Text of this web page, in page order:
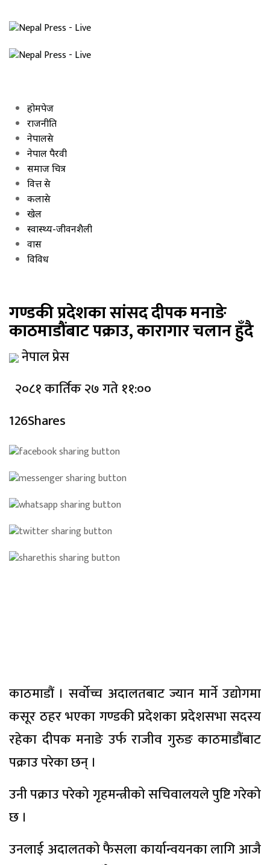
होमपेज
राजनीति
नेपालप्रेस
नेपाल पैरवी
समाज चित्र
वित्त प्रेस
कलाप्रेस
खेल
स्वास्थ्य-जीवनशैली
प्रवास
विविध
गण्डकी प्रदेशका सांसद दीपक मनाङे
काठमाडौंबाट पक्राउ, कारागार चलान हुँदै
नेपाल प्रेस
२०८१ कार्तिक २७ गते ११:००
126Shares
काठमाडौं । सर्वोच्च अदालतबाट ज्यान मार्ने उद्योगमा
कसूर ठहर भएका गण्डकी प्रदेशका प्रदेशसभा सदस्य
रहेका दीपक मनाङे उर्फ राजीव गुरुङ काठमाडौंबाट
पक्राउ परेका छन् ।
उनी पक्राउ परेको गृहमन्त्रीको सचिवालयले पुष्टि गरेको
छ ।
उनलाई अदालतको फैसला कार्यान्वयनका लागि आजै